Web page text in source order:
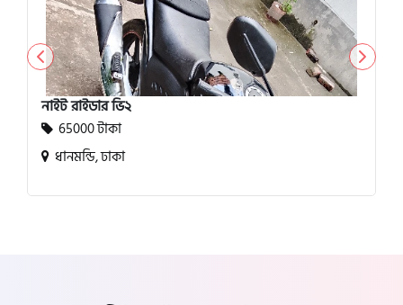
নাইট রাইডার ভি২
65000 টাকা
ধানমন্ডি, ঢাকা